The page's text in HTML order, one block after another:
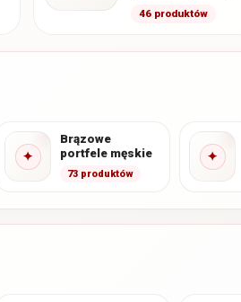
formatem oraz
kart i przegródek. W
46 produktów
✦
Brązowe
portfele męskie
73 produktów
✦